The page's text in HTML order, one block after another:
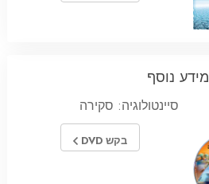
מידע נוסף
סיינטולוגיה: סקירה
בקש DVD